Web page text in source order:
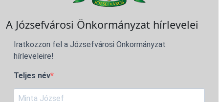
A Józsefvárosi Önkormányzat hírlevelei
Iratkozzon fel a Józsefvárosi Önkormányzat
hírleveleire!
Teljes név